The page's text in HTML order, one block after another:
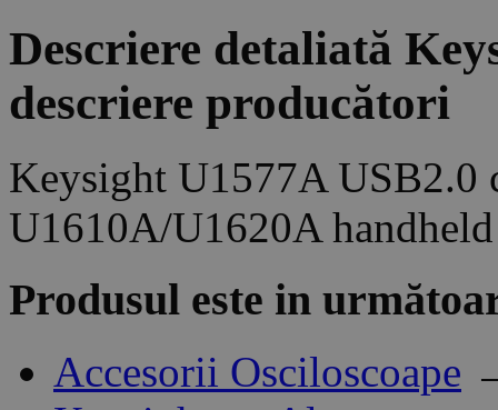
Descriere detaliată
descriere producători
Keysight U1577A USB2.0
U1610A/U1620A
Produsul este in
Accesorii Osciloscoape